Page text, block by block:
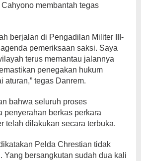
membantah tegas
berjalan di Pengadilan Militer III-
pemeriksaan saksi. Saya
terus memantau jalannya
penegakan hukum
aturan,” tegas Danrem.
bahwa seluruh proses
penyerahan berkas perkara
telah dilakukan secara terbuka.
Pelda Chrestian tidak
Yang bersangkutan sudah dua kali